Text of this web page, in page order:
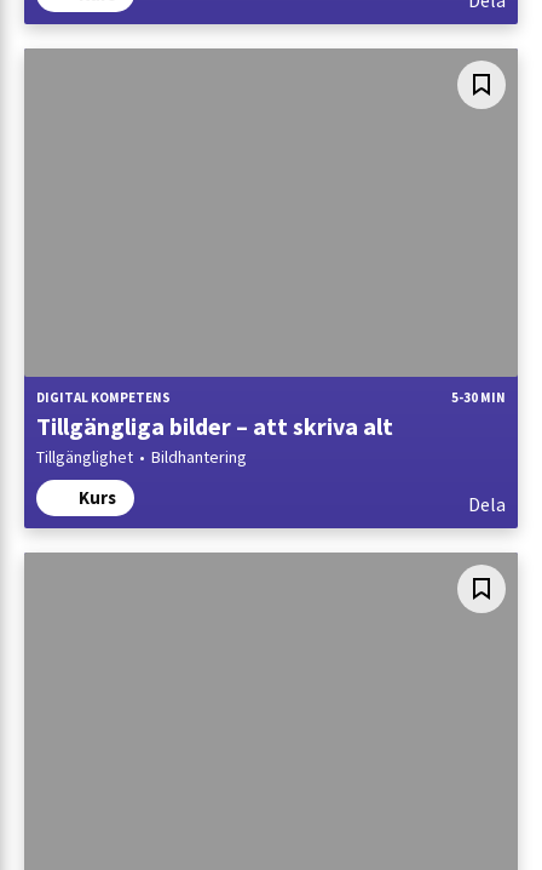
DIGITAL KOMPETENS 5-30 MIN
Tillgängliga bilder – att skriva alt
Tillgänglighet Bildhantering
Kurs Dela